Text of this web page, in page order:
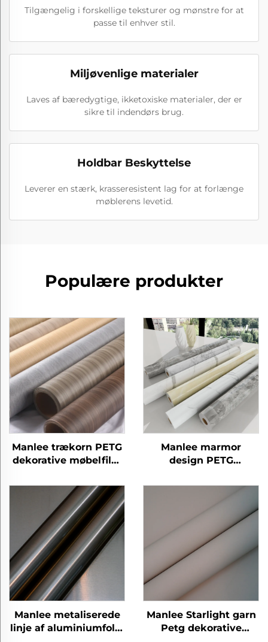
Tilgængelig i forskellige teksturer og mønstre for at
passe til enhver stil.
Miljøvenlige materialer
Laves af bæredygtige, ikketoxiske materialer, der er
sikre til indendørs brug.
Holdbar Beskyttelse
Leverer en stærk, krasseresistent lag for at forlænge
møblerens levetid.
Populære produkter
Manlee trækorn PETG
dekorative møbelfilm
hotel
Manlee marmor
design PETG
til hjemmekontor
Manlee metaliserede
linje af aluminiumfolie
Manlee Starlight garn
Petg dekorative